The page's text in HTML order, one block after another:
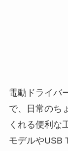
電動ドライバ
で、日常のち
くれる便利な
モデルやUSB